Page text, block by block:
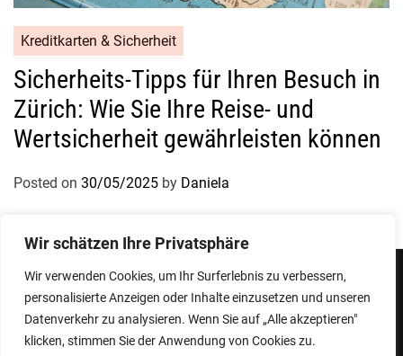
Wir schätzen Ihre Privatsphäre
Wir verwenden Cookies, um Ihr Surferlebnis zu verbessern,
personalisierte Anzeigen oder Inhalte einzusetzen und unseren
Datenverkehr zu analysieren. Wenn Sie auf „Alle akzeptieren"
klicken, stimmen Sie der Anwendung von Cookies zu.
Kreditkarten & Sicherheit
Sicherheits-Tipps für Ihren Besuch in
Zürich: Wie Sie Ihre Reise- und
Wertsicherheit gewährleisten können
Posted on 30/05/2025 by Daniela
ImpressumDatenschutzerklärung